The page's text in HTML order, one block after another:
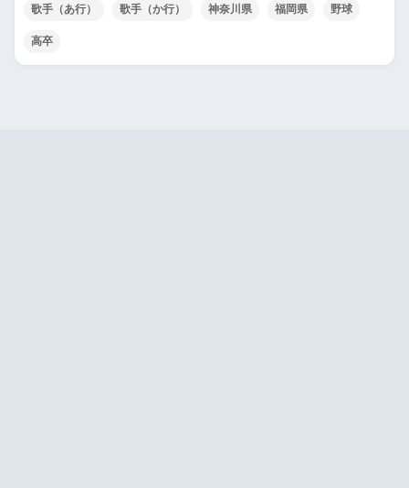
歌手（あ行） 歌手（か行） 神奈川県 福岡県 野球
高卒